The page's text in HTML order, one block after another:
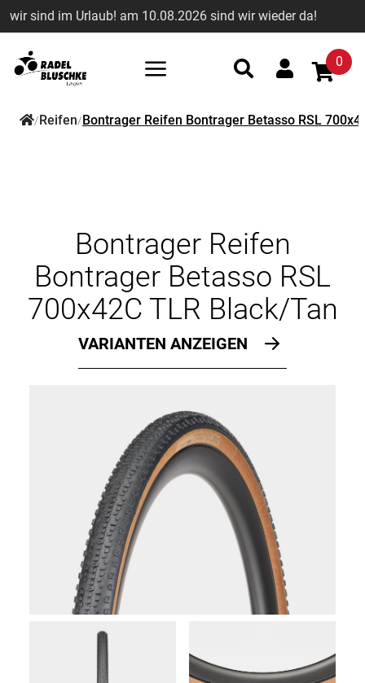
wir sind im Urlaub! am 10.08.2026 sind wir wieder da!
0
/Reifen/Bontrager Reifen Bontrager Betasso RSL
Bontrager Reifen
Bontrager Betasso RSL
700x42C TLR Black/Tan
VARIANTEN ANZEIGEN